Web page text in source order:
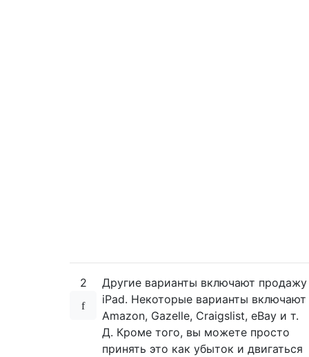
2
Другие варианты включают продажу
iPad. Некоторые варианты включают
Amazon, Gazelle, Craigslist, eBay и т.
Д. Кроме того, вы можете просто
принять это как убыток и двигаться